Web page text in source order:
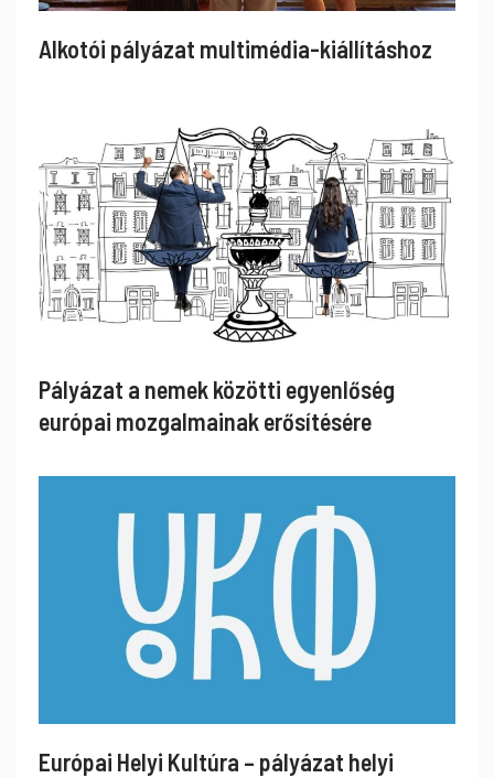
Alkotói pályázat multimédia-kiállításhoz
Pályázat a nemek közötti egyenlőség
európai mozgalmainak erősítésére
Európai Helyi Kultúra – pályázat helyi